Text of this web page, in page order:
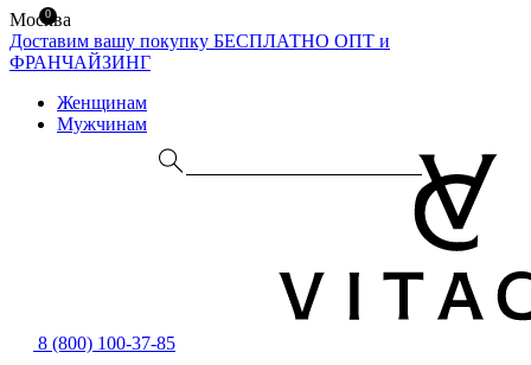
Москва
Доставим вашу покупку БЕСПЛАТНО ОПТ и
ФРАНЧАЙЗИНГ
Женщинам
Мужчинам
8 (800) 100-37-85
0